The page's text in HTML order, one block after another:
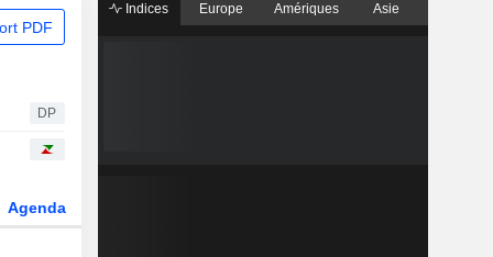
PDF
DP
Agenda
Indices Europe Amériques Asie